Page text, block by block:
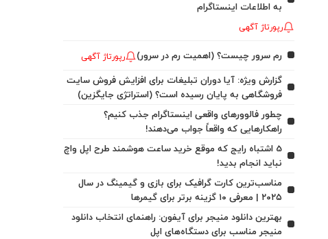
به اطلاعات اینستاگرام
رپورتاژ آگهی
رم سرور چیست؟ (اهمیت رم در سرور) رپورتاژ آگهی
گزارش ویژه: آیا دوران تبلیغات برای افزایش فروش سایت
فروشگاهی به پایان رسیده است؟ (استراتژی جایگزین)
چطور فالوورهای واقعی اینستاگرام جذب کنیم؟
راهکارهایی که واقعاً جواب می‌دهند!
5 اشتباه رایج که موقع خرید ساعت هوشمند طرح اپل واچ
نباید انجام بدید!
مناسب‌ترین کارت گرافیک برای بازی و گیمینگ در سال
۲۰۲۵ | معرفی ۱۰ گزینه برتر برای گیمرها
بهترین دانلود منیجر برای آیفون: راهنمای انتخاب دانلود
منیجر مناسب برای دستگاه‌های اپل